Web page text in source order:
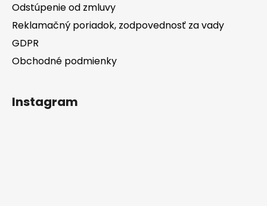
Odstúpenie od zmluvy
Reklamačný poriadok, zodpovednosť za vady
GDPR
Obchodné podmienky
Instagram